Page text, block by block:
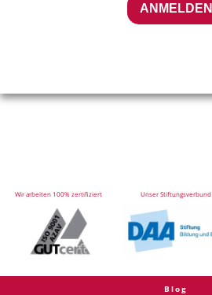
ANMELDEN
Wir arbeiten 100% zertifiziert Unser Stiftungsverbund
Blog